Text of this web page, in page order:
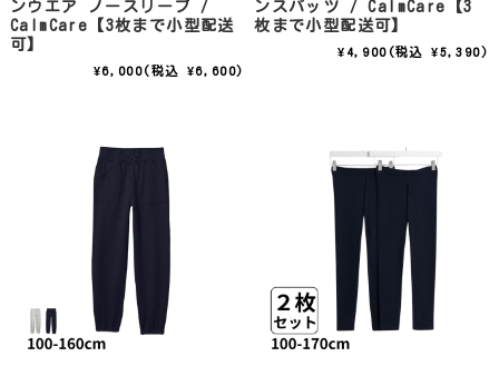
ンウエア ノースリーブ /
CalmCare【3枚まで小型配送
可】
¥6,000(税込 ¥6,600)
ンスパッツ / CalmCare【3
枚まで小型配送可】
¥4,900 (税込 ¥5,390)